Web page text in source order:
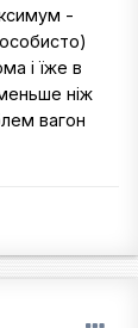
-
і їже в
ніж
вагон